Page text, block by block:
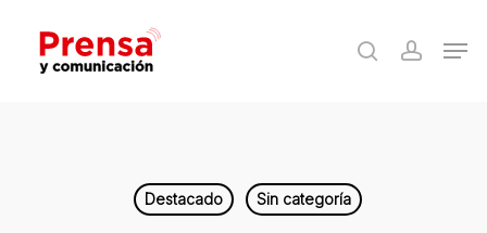
main
search
Destacado Sin categoría